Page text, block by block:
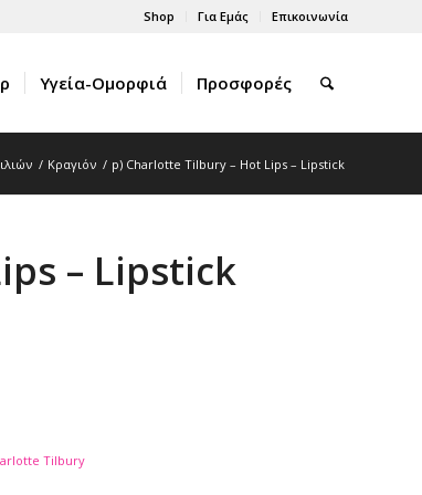
Shop Για Εμάς Επικοινωνία
Υγεία-Ομορφιά Προσφορές
/ Κραγιόν / p) Charlotte Tilbury – Hot Lips – Lipstick
– Lipstick
Tilbury